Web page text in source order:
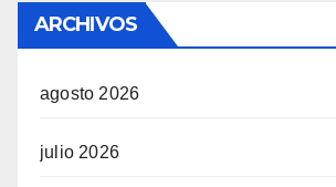
ARCHIVOS
agosto 2026
julio 2026